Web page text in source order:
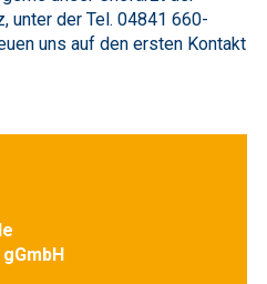
unter der Tel. 04841 660-
uns auf den ersten Kontakt